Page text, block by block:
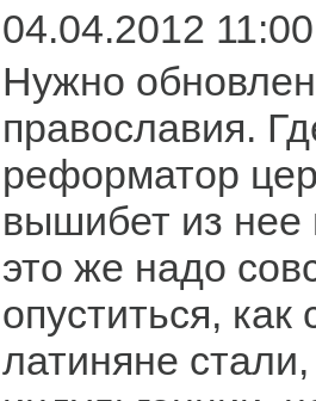
04.04.2012 11:00
Нужно
православия.
реформатор
вышибет из
это же надо
опуститься,
латиняне